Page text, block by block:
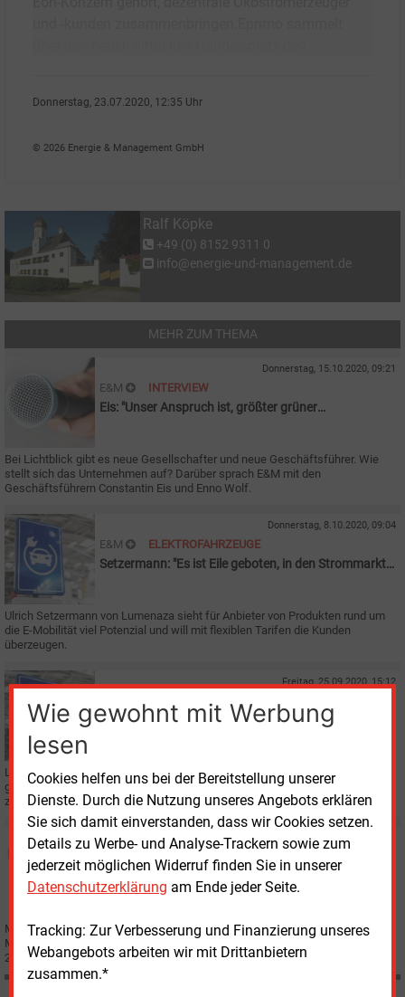
Wie gewohnt mit Werbung
lesen
Cookies helfen uns bei der Bereitstellung unserer
Dienste. Durch die Nutzung unseres Angebots erklären
Sie sich damit einverstanden, dass wir Cookies setzen.
Details zu Werbe- und Analyse-Trackern sowie zum
jederzeit möglichen Widerruf finden Sie in unserer
Datenschutzerklärung am Ende jeder Seite.
Tracking: Zur Verbesserung und Finanzierung unseres
Webangebots arbeiten wir mit Drittanbietern
zusammen.*
Donnerstag, 23.07.2020, 12:35 Uhr
© 2026 Energie & Management GmbH
Ralf Köpke
+49 (0) 8152 9311 0
info@energie-und-management.de
MEHR ZUM THEMA
Donnerstag, 15.10.2020, 09:21
E&M INTERVIEW
Eis: "Unser Anspruch ist, größter grüner
Bei Lichtblick gibt es neue Gesellschafter und neue Geschäftsführer. Wie
stellt sich das Unternehmen auf? Darüber sprach E&M mit den
Geschäftsführern Constantin Eis und Enno Wolf.
Donnerstag, 8.10.2020, 09:04
E&M ELEKTROFAHRZEUGE
Setzermann: "Es ist Eile geboten, in den Strommarkt
Ulrich Setzermann von Lumenaza sieht für Anbieter von Produkten rund um
die E-Mobilität viel Potenzial und will mit flexiblen Tarifen die Kunden
überzeugen.
Freitag, 25.09.2020, 15:12
ELEKTROFAHRZEUGE
Viel Potenzial für E-Auto-Tarife
Lumenaza hat den E-Mobilitätsmarkt ins Visier genommen. Denn er zieht
große Unternehmen an, und die Fahrzeuge eignen sich als Flexibilitätsoption
zur Netzstabilisierung.
Dienstag, 28.07.2020, 12:38
E&M ERNEUERBARE ENERGIEN GESETZ
Einfacher Marktzugang für Ü-20-Solaranlagen und
Windräder gefordert
Mit dem Ende der EEG-Förderung endet für die Anlagen auch der privilegierte
Marktzugang. Deshalb könnten viele funktionstüchtige Stromerzeuger ab
2021 vom Netz gehen, warnt die Branche.